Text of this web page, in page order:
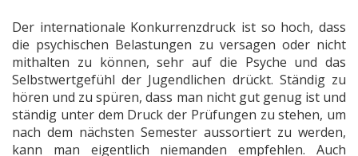
Der internationale Konkurrenzdruck ist so hoch, dass
die psychischen Belastungen zu versagen oder nicht
mithalten zu können, sehr auf die Psyche und das
Selbstwertgefühl der Jugendlichen drückt. Ständig zu
hören und zu spüren, dass man nicht gut genug ist und
ständig unter dem Druck der Prüfungen zu stehen, um
nach dem nächsten Semester aussortiert zu werden,
kann man eigentlich niemanden empfehlen. Auch